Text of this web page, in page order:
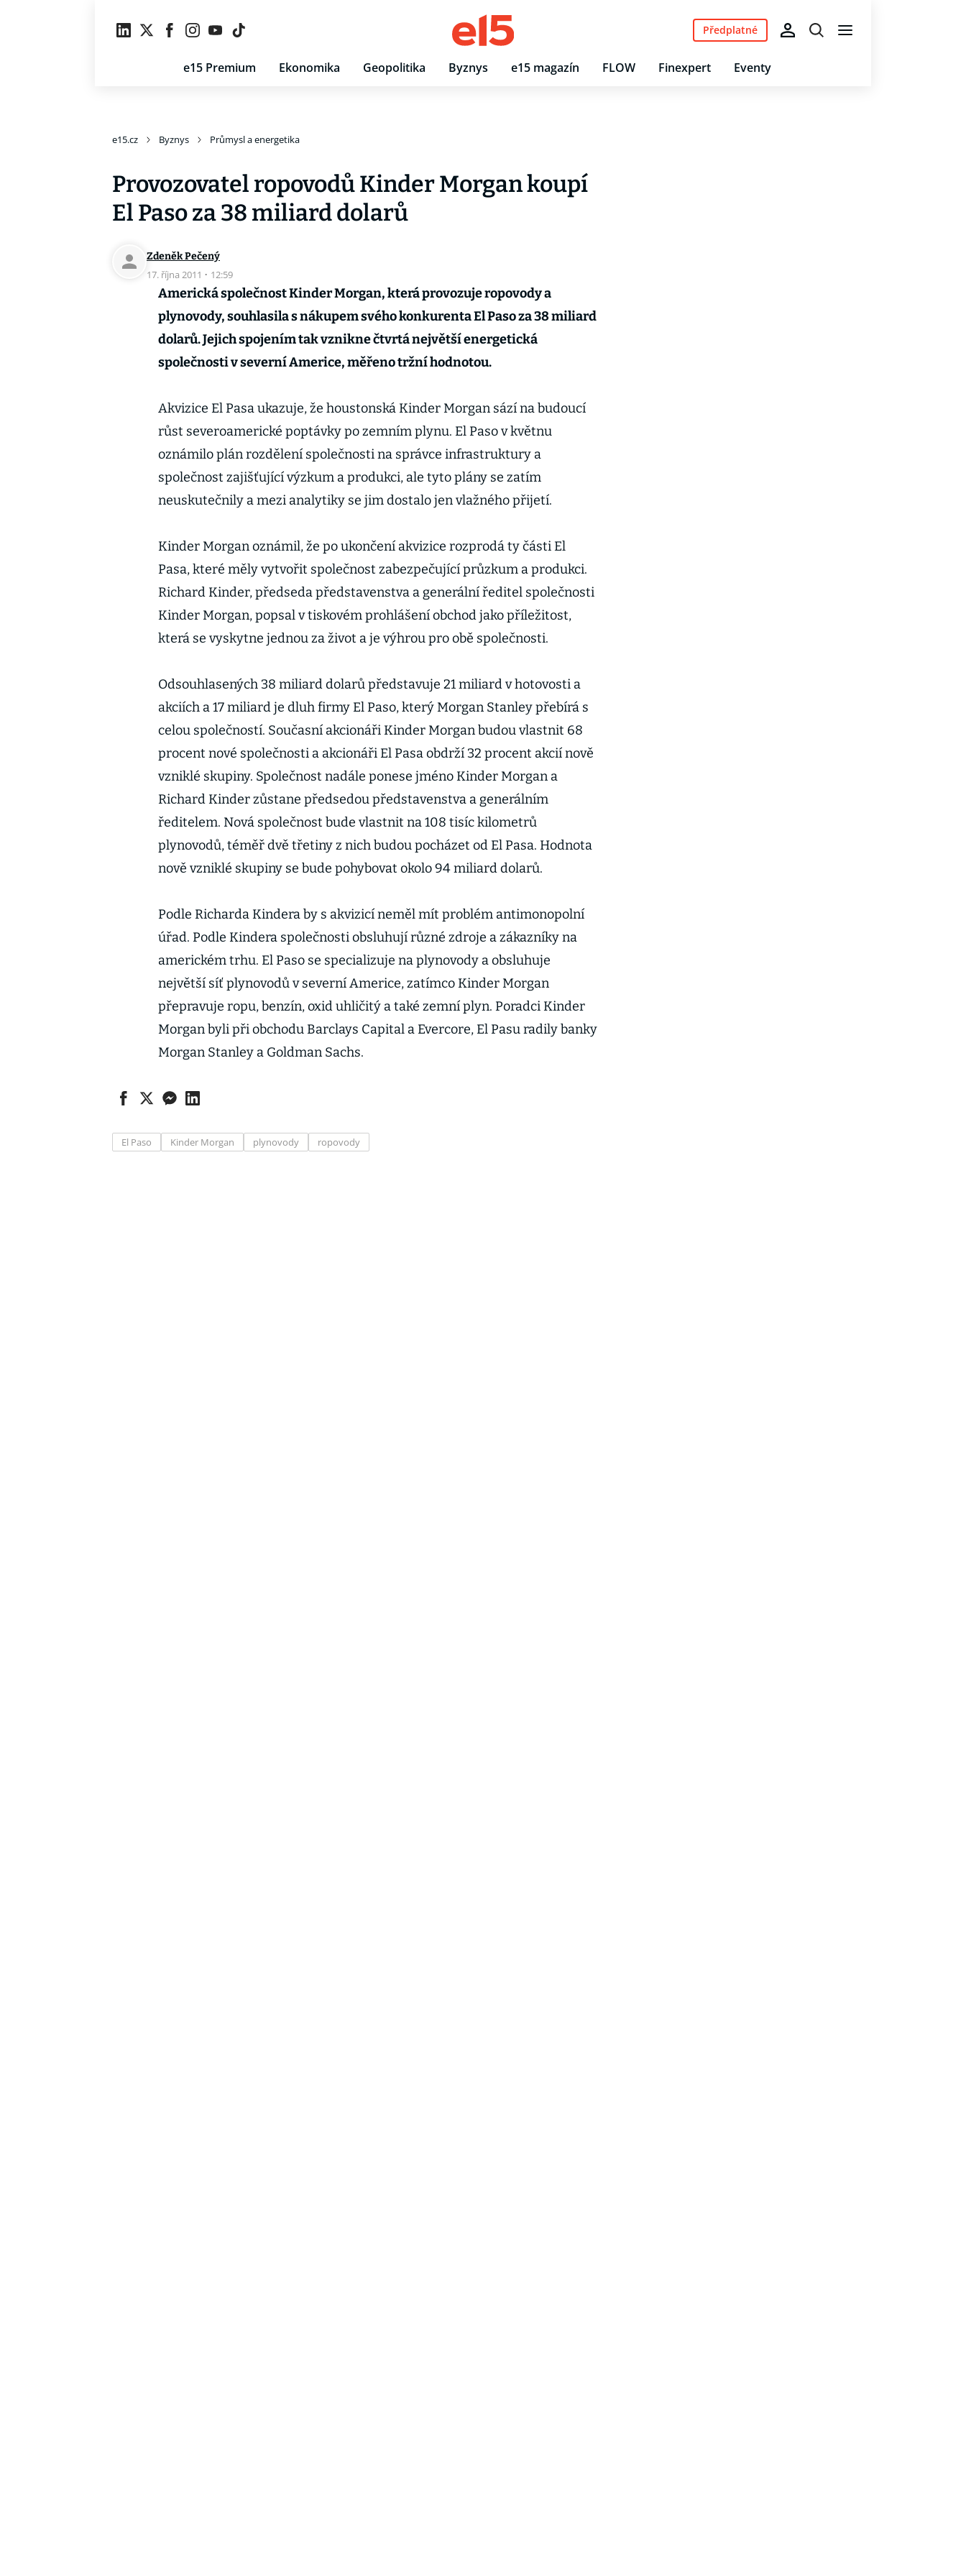
e15 Premium Ekonomika Geopolitika Byznys e15 magazín FLOW Finexpert Eventy
Předplatné
e15.cz Byznys Průmysl a energetika
Provozovatel ropovodů Kinder Morgan koupí
El Paso za 38 miliard dolarů
Zdeněk Pečený
17. října 2011 · 12:59
Americká společnost Kinder Morgan, která provozuje ropovody a
plynovody, souhlasila s nákupem svého konkurenta El Paso za 38 miliard
dolarů. Jejich spojením tak vznikne čtvrtá největší energetická
společnosti v severní Americe, měřeno tržní hodnotou.
Akvizice El Pasa ukazuje, že houstonská Kinder Morgan sází na budoucí
růst severoamerické poptávky po zemním plynu. El Paso v květnu
oznámilo plán rozdělení společnosti na správce infrastruktury a
společnost zajišťující výzkum a produkci, ale tyto plány se zatím
neuskutečnily a mezi analytiky se jim dostalo jen vlažného přijetí.
Kinder Morgan oznámil, že po ukončení akvizice rozprodá ty části El
Pasa, které měly vytvořit společnost zabezpečující průzkum a produkci.
Richard Kinder, předseda představenstva a generální ředitel společnosti
Kinder Morgan, popsal v tiskovém prohlášení obchod jako příležitost,
která se vyskytne jednou za život a je výhrou pro obě společnosti.
Odsouhlasených 38 miliard dolarů představuje 21 miliard v hotovosti a
akciích a 17 miliard je dluh firmy El Paso, který Morgan Stanley přebírá s
celou společností. Současní akcionáři Kinder Morgan budou vlastnit 68
procent nové společnosti a akcionáři El Pasa obdrží 32 procent akcií nově
vzniklé skupiny. Společnost nadále ponese jméno Kinder Morgan a
Richard Kinder zůstane předsedou představenstva a generálním
ředitelem. Nová společnost bude vlastnit na 108 tisíc kilometrů
plynovodů, téměř dvě třetiny z nich budou pocházet od El Pasa. Hodnota
nově vzniklé skupiny se bude pohybovat okolo 94 miliard dolarů.
Podle Richarda Kindera by s akvizicí neměl mít problém antimonopolní
úřad. Podle Kindera společnosti obsluhují různé zdroje a zákazníky na
americkém trhu. El Paso se specializuje na plynovody a obsluhuje
největší síť plynovodů v severní Americe, zatímco Kinder Morgan
přepravuje ropu, benzín, oxid uhličitý a také zemní plyn. Poradci Kinder
Morgan byli při obchodu Barclays Capital a Evercore, El Pasu radily banky
Morgan Stanley a Goldman Sachs.
El Paso Kinder Morgan plynovody ropovody